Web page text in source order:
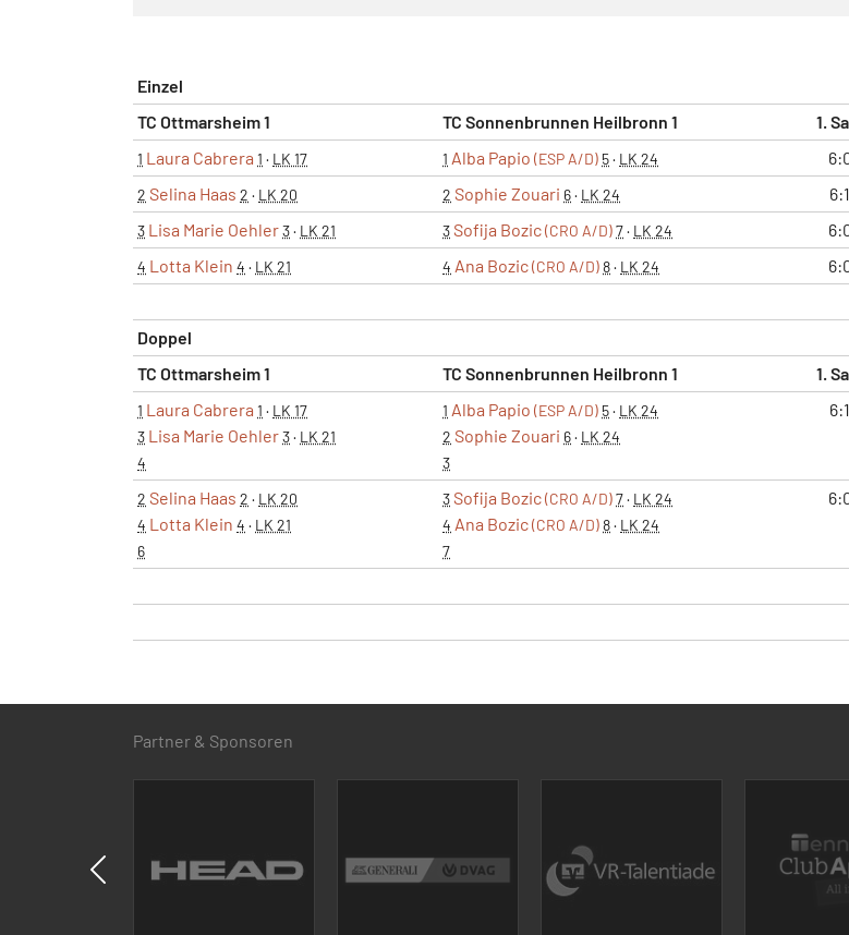
Einzel
TC Ottmarsheim 1
TC Sonnenbrunnen Heilbronn 1 1.
1 Laura Cabrera 1 · LK 17 1 Alba Papio (ESP A/D) 5· LK 24
2 Selina Haas 2 · LK 20 2 Sophie Zouari 6· LK 24 6:1
3 Lisa Marie Oehler3· LK 21 3Sofija Bozic(CRO A/D)7· LK 24
4 Lotta Klein 4 · LK 21 4 Ana Bozic(CRO A/D)8· LK 24
Doppel
TC Ottmarsheim 1
TC Sonnenbrunnen Heilbronn 1 1.
1 Laura Cabrera 1 · LK 17
3 Lisa Marie Oehler3· LK 21
4
1 Alba Papio (ESP A/D) 5· LK 24
2 Sophie Zouari 6· LK 24
3
6:1
2 Selina Haas 2 · LK 20
4 Lotta Klein 4 · LK 21
6
3Sofija Bozic(CRO A/D)7· LK 24
4 Ana Bozic(CRO A/D)8· LK 24
7
Partner & Sponsoren